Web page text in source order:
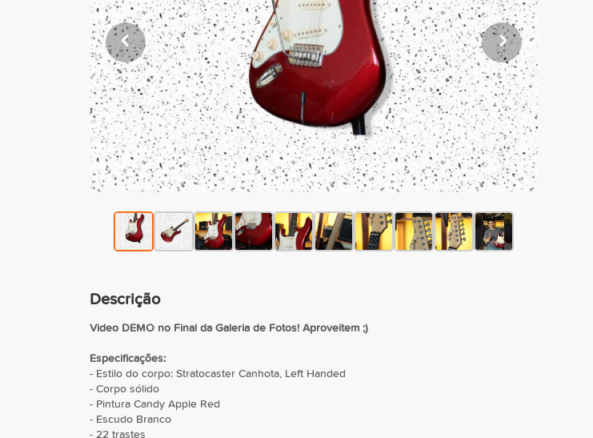
Descrição
Video DEMO no Final da Galeria de Fotos! Aproveitem ;)
Especificações:
- Estilo do corpo: Stratocaster Canhota, Left Handed
- Corpo sólido
- Pintura Candy Apple Red
- Escudo Branco
- 22 trastes